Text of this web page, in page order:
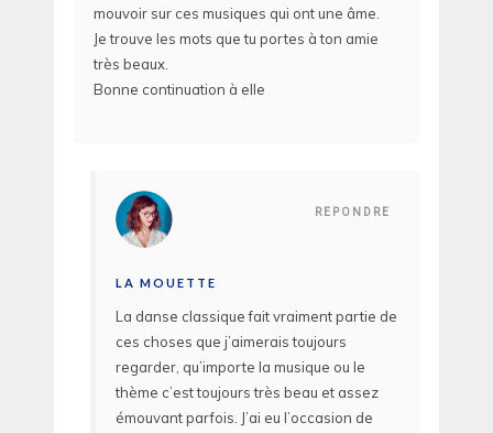
mouvoir sur ces musiques qui ont une âme.
Je trouve les mots que tu portes à ton amie
très beaux.
Bonne continuation à elle
REPONDRE
LA MOUETTE
La danse classique fait vraiment partie de
ces choses que j’aimerais toujours
regarder, qu’importe la musique ou le
thème c’est toujours très beau et assez
émouvant parfois. J’ai eu l’occasion de